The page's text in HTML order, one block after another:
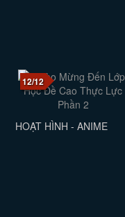
12/12
HOẠT HÌNH - ANIME